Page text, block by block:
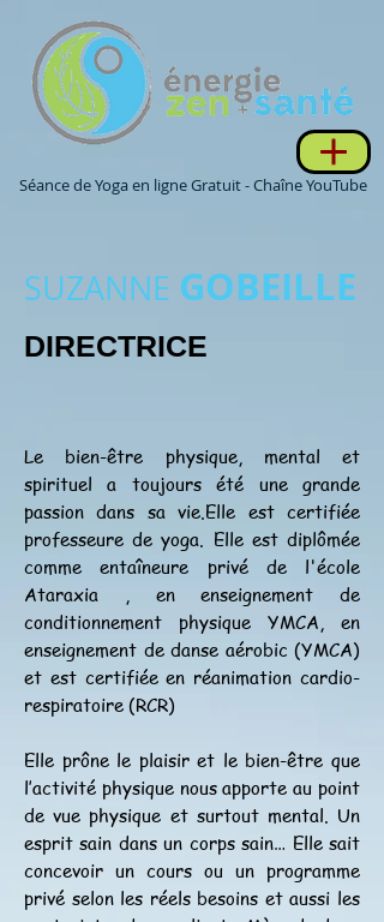
Séance de Yoga en ligne Gratuit - Chaîne YouTube
Le bien-être physique, mental et
spirituel a toujours été une grande
passion dans sa vie.Elle est certifiée
professeure de yoga. Elle est diplômée
comme entaîneure privé de l'école
Ataraxia , en enseignement de
conditionnement physique YMCA, en
enseignement de danse aérobic (YMCA)
et est certifiée en réanimation cardio-
respiratoire (RCR)
Elle prône le plaisir et le bien-être que
l’activité physique nous apporte au point
de vue physique et surtout mental. Un
esprit sain dans un corps sain… Elle sait
concevoir un cours ou un programme
privé selon les réels besoins et aussi les
SUZANNE GOBEILLE
DIRECTRICE